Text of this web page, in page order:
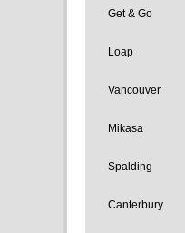
Get & Go
Loap
Vancouver
Mikasa
Spalding
Canterbury